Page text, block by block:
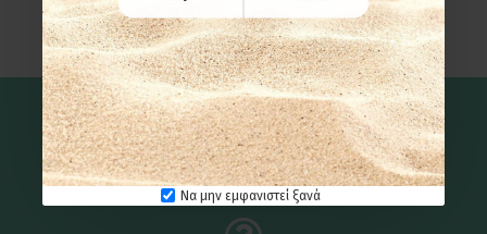
Να μην εμφανιστεί ξανά
Καλέστε μας
210 6131325